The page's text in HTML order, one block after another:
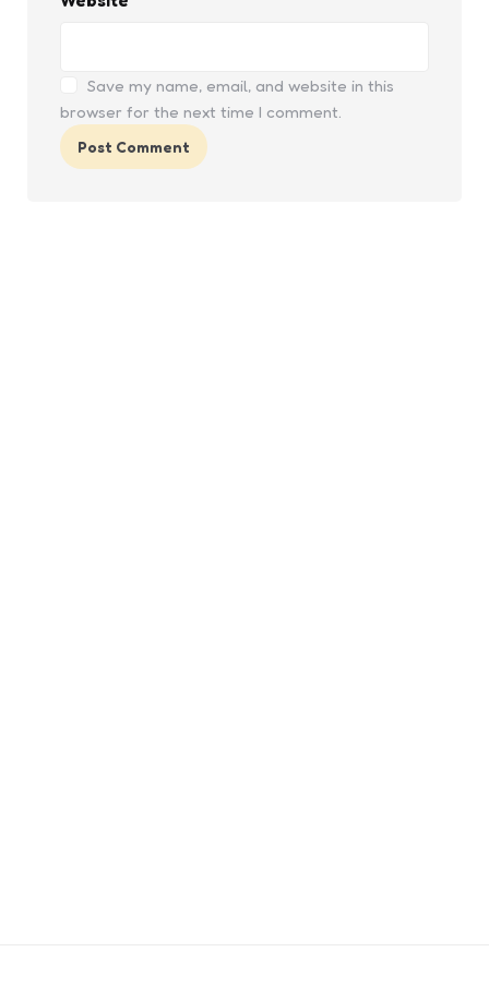
Save my name, email, and website in this
browser for the next time I comment.